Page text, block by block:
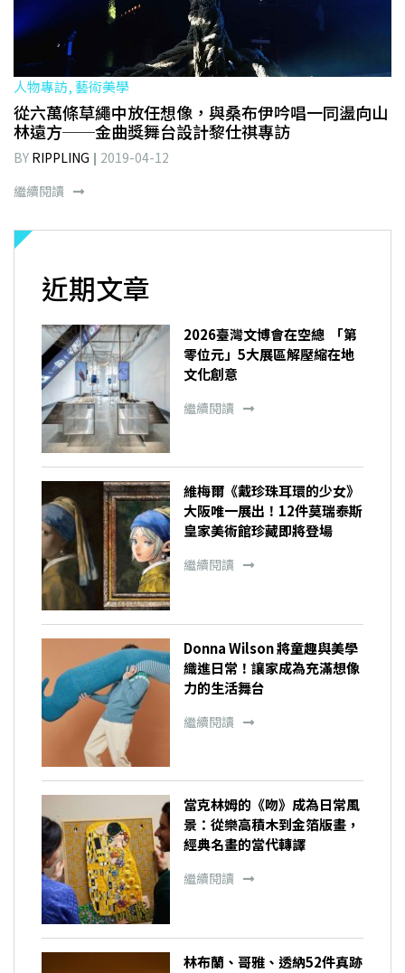
人物專訪, 藝術美學
從六萬條草繩中放任想像，與桑布伊吟唱一同盪向山
林遠方──金曲獎舞台設計黎仕祺專訪
BY RIPPLING
2019-04-12
繼續閱讀
近期文章
2026臺灣文博會在空總 「第
零位元」5大展區解壓縮在地
文化創意
繼續閱讀
維梅爾《戴珍珠耳環的少女》
大阪唯一展出！12件莫瑞泰斯
皇家美術館珍藏即將登場
繼續閱讀
Donna Wilson 將童趣與美學
織進日常！讓家成為充滿想像
力的生活舞台
繼續閱讀
當克林姆的《吻》成為日常風
景：從樂高積木到金箔版畫，
經典名畫的當代轉譯
繼續閱讀
林布蘭、哥雅、透納52件真跡